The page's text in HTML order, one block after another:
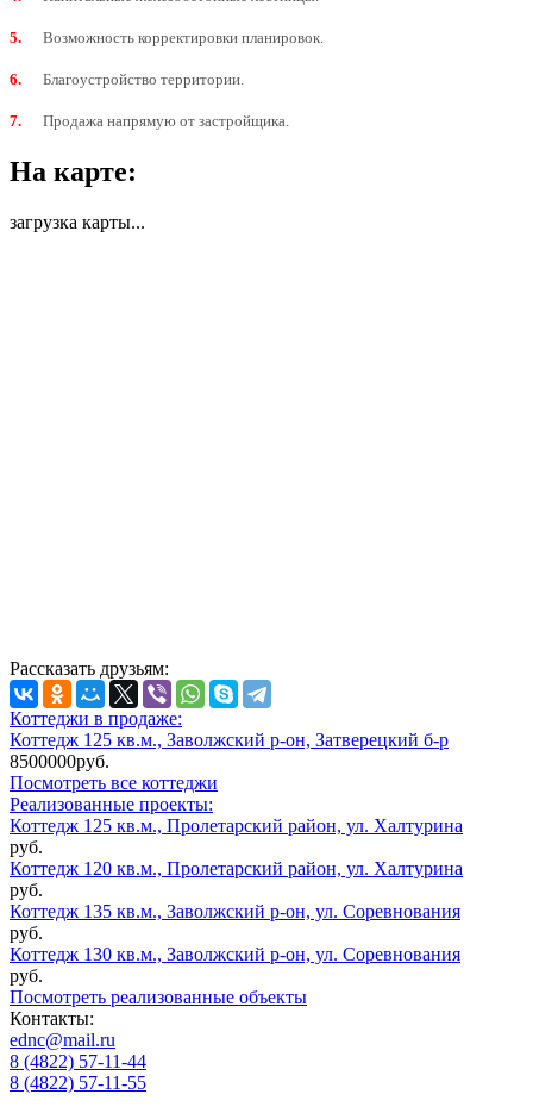
5. Возможность корректировки планировок.
6. Благоустройство территории.
7. Продажа напрямую от застройщика.
На карте:
загрузка карты...
Рассказать друзьям:
Коттеджи в продаже:
Коттедж 125 кв.м., Заволжский р-он, Затверецкий б-р
8500000руб.
Посмотреть все коттеджи
Реализованные проекты:
Коттедж 125 кв.м., Пролетарский район, ул. Халтурина
руб.
Коттедж 120 кв.м., Пролетарский район, ул. Халтурина
руб.
Коттедж 135 кв.м., Заволжский р-он, ул. Соревнования
руб.
Коттедж 130 кв.м., Заволжский р-он, ул. Соревнования
руб.
Посмотреть реализованные объекты
Контакты:
ednc@mail.ru
8 (4822) 57-11-44
8 (4822) 57-11-55